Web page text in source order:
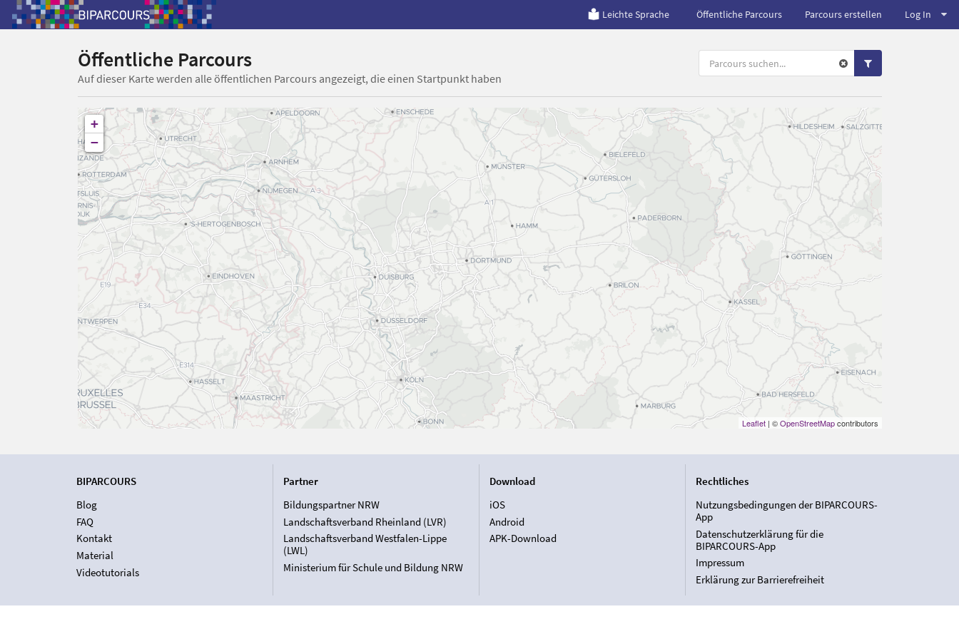
Leichte Sprache Öffentliche Parcours Parcours erstellen Log In
Öffentliche Parcours
Auf dieser Karte werden alle öffentlichen Parcours angezeigt, die einen Startpunkt haben
+
−
Leaflet| ©OpenStreetMapcontributors
BIPARCOURS
Blog
FAQ
Kontakt
Material
Videotutorials
Partner
Bildungspartner NRW
Landschaftsverband Rheinland (LVR)
Landschaftsverband Westfalen-Lippe
(LWL)
Ministerium für Schule und Bildung NRW
Download
iOS
Android
APK-Download
Rechtliches
Nutzungsbedingungen der BIPARCOURS-
App
Datenschutzerklärung für die
BIPARCOURS-App
Impressum
Erklärung zur Barrierefreiheit